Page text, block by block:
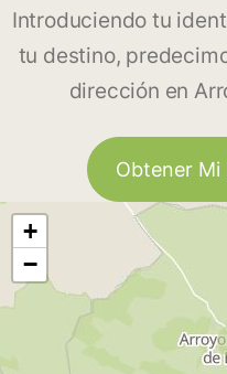
Introduciendo tu
tu destino,
dirección en
Obtener Mi
+
−